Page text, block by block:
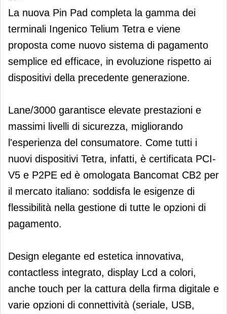
La nuova Pin Pad completa la gamma dei
terminali Ingenico Telium Tetra e viene
proposta come nuovo sistema di pagamento
semplice ed efficace, in evoluzione rispetto ai
dispositivi della precedente generazione.
Lane/3000 garantisce elevate prestazioni e
massimi livelli di sicurezza, migliorando
l'esperienza del consumatore. Come tutti i
nuovi dispositivi Tetra, infatti, è certificata PCI-
V5 e P2PE ed è omologata Bancomat CB2 per
il mercato italiano: soddisfa le esigenze di
flessibilità nella gestione di tutte le opzioni di
pagamento.
Design elegante ed estetica innovativa,
contactless integrato, display Lcd a colori,
anche touch per la cattura della firma digitale e
varie opzioni di connettività (seriale, USB,